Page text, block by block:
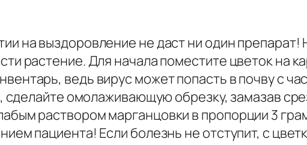
на выздоровление не даст ни один
растение. Для начала поместите цветок на
ведь вирус может попасть в почву с
сделайте омолаживающую обрезку, замазав
раствором марганцовки в пропорции 3
пациента! Если болезнь не отступит, с